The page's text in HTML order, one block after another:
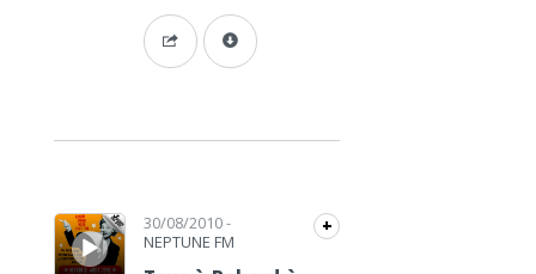
Lecteur audio 30/08/2010-
NEPTUNE FM
+